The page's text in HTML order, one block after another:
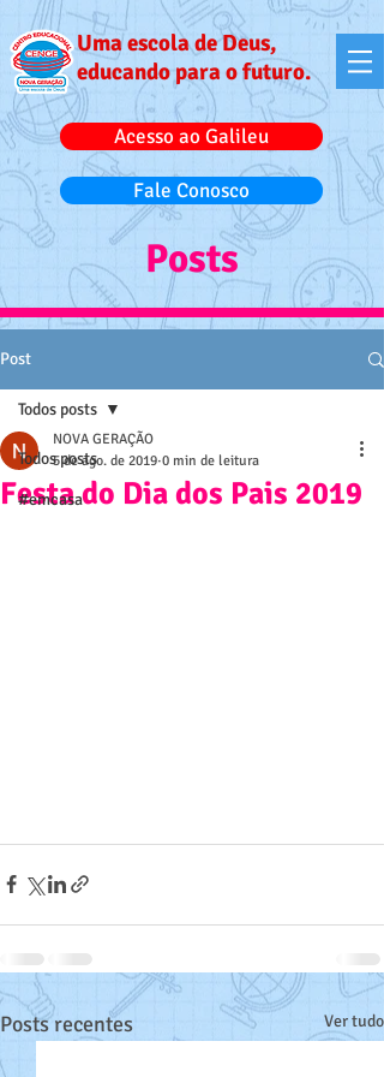
Uma escola de Deus,
educando para o futuro.
Acesso ao Galileu
Fale Conosco
Posts
Post
Todos posts
#emcasa
Todos posts
Festa do Dia dos Pais 2019
NOVA GERAÇÃO
5 de ago. de 2019 0 min de leitura
Posts recentes Ver tudo